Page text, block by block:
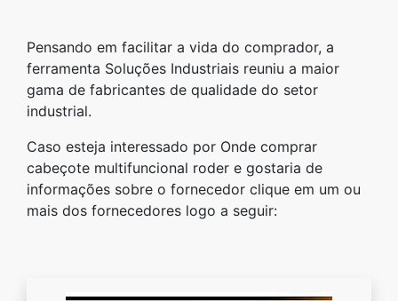
Pensando em facilitar a vida do comprador, a
ferramenta Soluções Industriais reuniu a maior
gama de fabricantes de qualidade do setor
industrial.
Caso esteja interessado por Onde comprar
cabeçote multifuncional roder e gostaria de
informações sobre o fornecedor clique em um ou
mais dos fornecedores logo a seguir: